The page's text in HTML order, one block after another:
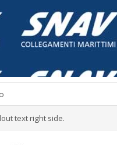
text right side.